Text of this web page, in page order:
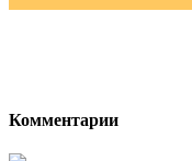
Комментарии